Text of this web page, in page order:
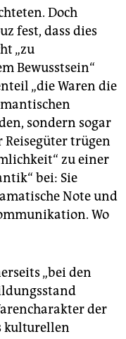
Doch
fest, dass dies
„zu
Bewusstsein“
„die Waren die
sondern sogar
Reisegüter trügen
zu einer
bei: Sie
Note und
Wo
„bei den
der
kulturellen